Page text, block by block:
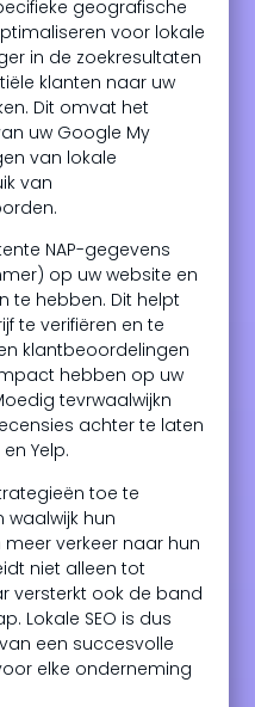
geografische
voor lokale
in de zoekresultaten
klanten naar uw
Dit omvat het
uw Google My
van lokale
van
NAP-gegevens
op uw website en
te hebben. Dit helpt
te verifiëren en te
klantbeoordelingen
hebben op uw
tevrwaalwijkn
achter te laten
Yelp.
toe te
waalwijk hun
verkeer naar hun
niet alleen tot
versterkt ook de band
Lokale SEO is dus
een succesvolle
elke onderneming